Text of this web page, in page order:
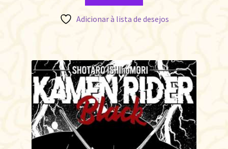
Adicionar à lista de desejos